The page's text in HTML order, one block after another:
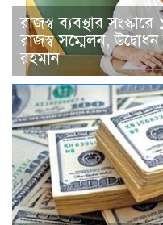
রাজস্ব ব্যবস্থার
রাজস্ব সম্মেলন, উদ্বোধন
রহমান